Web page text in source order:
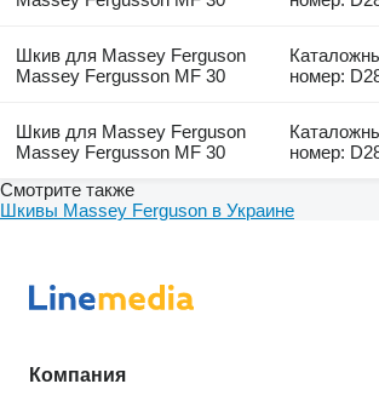
Шкив для Massey Ferguson
Massey Fergusson MF 30
номер:
Шкив для Massey Ferguson
Massey Fergusson MF 30
номер:
Смотрите также
Шкивы Massey Ferguson в Украине
Компания